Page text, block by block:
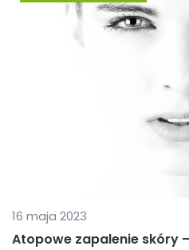
16 maja 2023
Atopowe zapalenie skóry